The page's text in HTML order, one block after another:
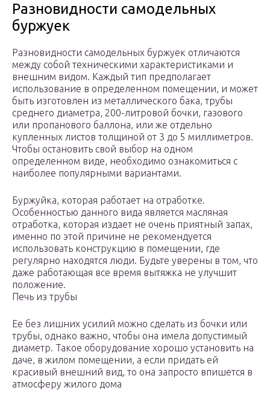
Разновидности самодельных
буржуек
Разновидности самодельных буржуек отличаются
между собой техническими характеристиками и
внешним видом. Каждый тип предполагает
использование в определенном помещении, и может
быть изготовлен из металлического бака, трубы
среднего диаметра, 200-литровой бочки, газового
или пропанового баллона, или же отдельно
купленных листов толщиной от 3 до 5 миллиметров.
Чтобы остановить свой выбор на одном
определенном виде, необходимо ознакомиться с
наиболее популярными вариантами.
Буржуйка, которая работает на отработке.
Особенностью данного вида является масляная
отработка, которая издает не очень приятный запах,
именно по этой причине не рекомендуется
использовать конструкцию в помещении, где
регулярно находятся люди. Будьте уверены в том, что
даже работающая все время вытяжка не улучшит
положение.
Печь из трубы
Ее без лишних усилий можно сделать из бочки или
трубы, однако важно, чтобы она имела допустимый
диаметр. Такое оборудование хорошо установить на
даче, в жилом помещении, а если придать ей
красивый внешний вид, то она запросто впишется в
атмосферу жилого дома